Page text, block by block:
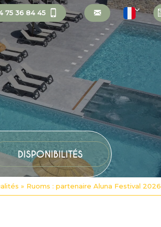
75 36 84 45
» Ruoms : partenaire Aluna Festival 2026